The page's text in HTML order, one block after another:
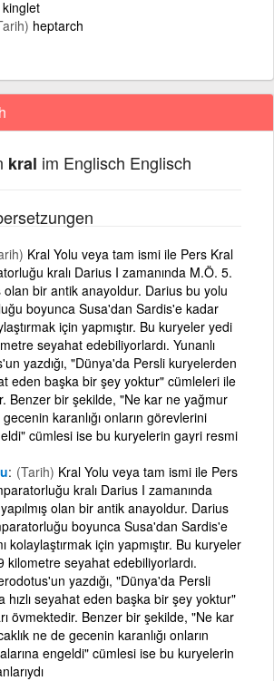
kinglet
heptarch
kral im Englisch Englisch
Kral Yolu veya tam ismi ile Pers Kral
kralı Darius I zamanında M.Ö. 5.
olan bir antik anayoldur. Darius bu yolu
boyunca Susa'dan Sardis'e kadar
için yapmıştır. Bu kuryeler yedi
seyahat edebiliyorlardı. Yunanlı
yazdığı, "Dünya'da Persli kuryelerden
eden başka bir şey yoktur" cümleleri ile
Benzer bir şekilde, "Ne kar ne yağmur
gecenin karanlığı onların görevlerini
cümlesi ise bu kuryelerin gayri resmi
(Tarih) Kral Yolu veya tam ismi ile Pers
kralı Darius I zamanında
olan bir antik anayoldur. Darius
boyunca Susa'dan Sardis'e
kolaylaştırmak için yapmıştır. Bu kuryeler
kilometre seyahat edebiliyorlardı.
yazdığı, "Dünya'da Persli
hızlı seyahat eden başka bir şey yoktur"
övmektedir. Benzer bir şekilde, "Ne kar
ne de gecenin karanlığı onların
engeldi" cümlesi ise bu kuryelerin